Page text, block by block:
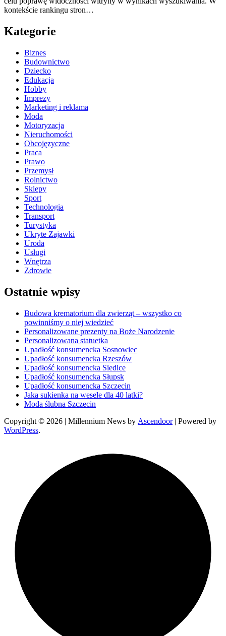
kontekście rankingu stron…
Kategorie
Biznes
Budownictwo
Dziecko
Edukacja
Hobby
Imprezy
Marketing i reklama
Moda
Motoryzacja
Nieruchomości
Obcojęzyczne
Praca
Prawo
Przemysł
Rolnictwo
Sklepy
Sport
Technologia
Transport
Turystyka
Ukryte Zajawki
Uroda
Usługi
Wnętrza
Zdrowie
Ostatnie wpisy
Budowa krematorium dla zwierząt – wszystko co
powinniśmy o niej wiedzieć
Personalizowane prezenty na Boże Narodzenie
Personalizowana statuetka
Upadłość konsumencka Sosnowiec
Upadłość konsumencka Rzeszów
Upadłość konsumencka Siedlce
Upadłość konsumencka Słupsk
Upadłość konsumencka Szczecin
Jaka sukienka na wesele dla 40 latki?
Moda ślubna Szczecin
Copyright © 2026 | Millennium News by Ascendoor| Powered by
WordPress.